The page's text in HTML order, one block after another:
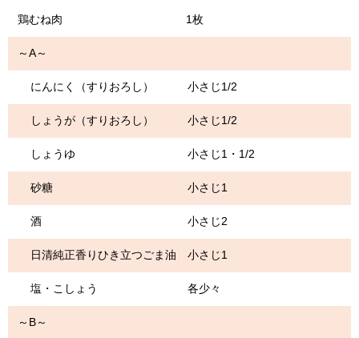
鶏むね肉 1枚
～A～
にんにく（すりおろし） 小さじ1/2
しょうが（すりおろし） 小さじ1/2
しょうゆ 小さじ1・1/2
砂糖 小さじ1
酒 小さじ2
日清純正香りひき立つごま油 小さじ1
塩・こしょう 各少々
～B～